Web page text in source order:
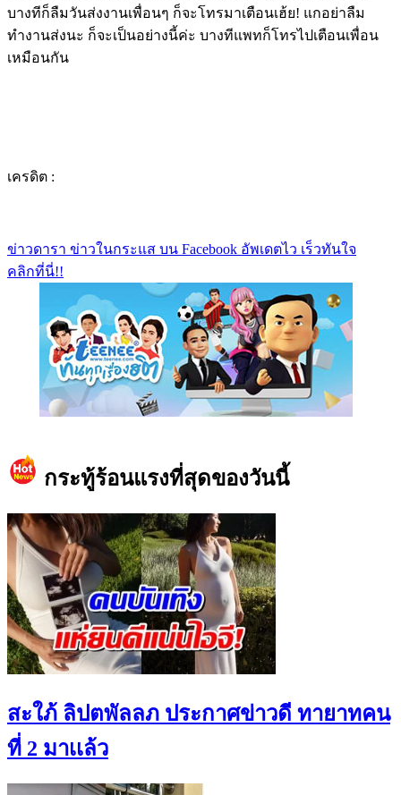
บางทีก็ลืมวันส่งงานเพื่อนๆ ก็จะโทรมาเตือนเฮ้ย! แกอย่าลืม
ทำงานส่งนะ ก็จะเป็นอย่างนี้ค่ะ บางทีแพทก็โทรไปเตือนเพื่อน
เหมือนกัน
เครดิต :
ข่าวดารา ข่าวในกระแส บน Facebook อัพเดตไว เร็วทันใจ
คลิกที่นี่!!
กระทู้ร้อนแรงที่สุดของวันนี้
สะใภ้ ลิปตพัลลภ ประกาศข่าวดี ทายาทคน
ที่ 2 มาเเล้ว